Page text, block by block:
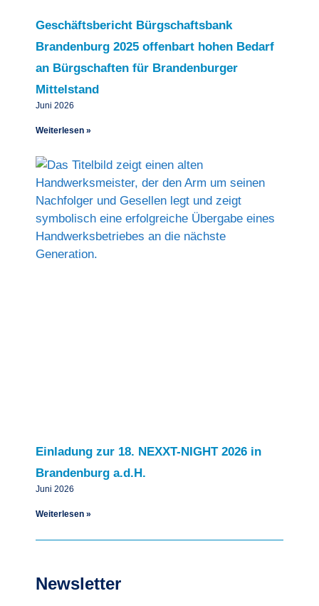
Geschäftsbericht Bürgschaftsbank
Brandenburg 2025 offenbart hohen Bedarf
an Bürgschaften für Brandenburger
Mittelstand
Juni 2026
Weiterlesen »
Einladung zur 18. NEXXT-NIGHT 2026 in
Brandenburg a.d.H.
Juni 2026
Weiterlesen »
Newsletter